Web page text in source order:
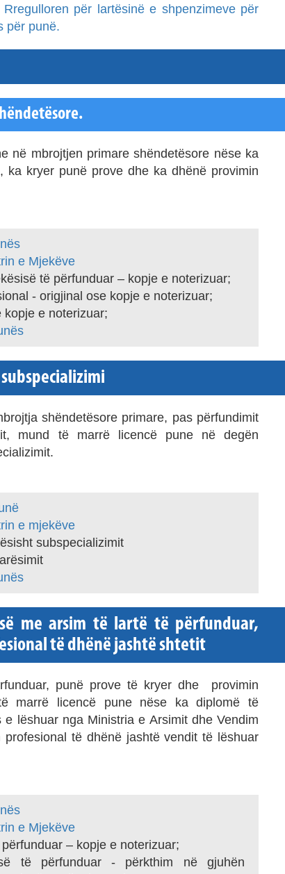
Rregulloren për lartësinë e shpenzimeve për
për punë.
në mbrojtjen primare shëndetësore nëse ka
kryer punë prove dhe ka dhënë provimin
e Mjekëve
të përfunduar – kopje e noterizuar;
- origjinal ose kopje e noterizuar;
e noterizuar;
shëndetësore primare, pas përfundimit
mund të marrë licencë pune në degën
e mjekëve
subspecializimit
me arsim të lartë të përfunduar,
të dhënë jashtë shtetit
punë prove të kryer dhe provimin
marrë licencë pune nëse ka diplomë të
lëshuar nga Ministria e Arsimit dhe Vendim
të dhënë jashtë vendit të lëshuar
e Mjekëve
– kopje e noterizuar;
të përfunduar - përkthim në gjuhën